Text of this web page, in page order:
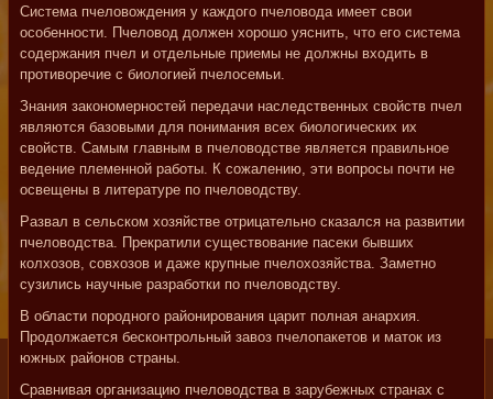
Система пчеловождения у каждого пчеловода имеет свои
особенности. Пчеловод должен хорошо уяснить, что его система
содержания пчел и отдельные приемы не должны входить в
противоречие с биологией пчелосемьи.
Знания закономерностей передачи наследственных свойств пчел
являются базовыми для понимания всех биологических их
свойств. Самым главным в пчеловодстве является правильное
ведение племенной работы. К сожалению, эти вопросы почти не
освещены в литературе по пчеловодству.
Развал в сельском хозяйстве отрицательно сказался на развитии
пчеловодства. Прекратили существование пасеки бывших
колхозов, совхозов и даже крупные пчелохозяйства. Заметно
сузились научные разработки по пчеловодству.
В области породного районирования царит полная анархия.
Продолжается бесконтрольный завоз пчелопакетов и маток из
южных районов страны.
Сравнивая организацию пчеловодства в зарубежных странах с